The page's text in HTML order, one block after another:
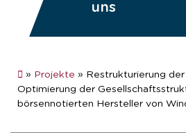
uns
» Projekte » Restrukturierung der
Optimierung der
börsennotierten Hersteller von